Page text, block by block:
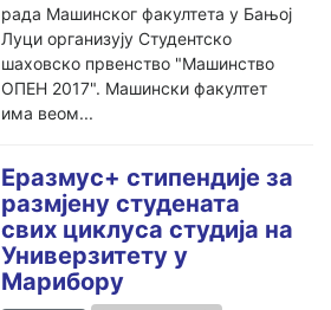
рада Машинског факултета у Бањој
Луци организују Студентско
шаховско првенство "Машинство
ОПЕН 2017". Машински факултет
има веом...
Еразмус+ стипендије за
размјену студената
свих циклуса студија на
Универзитету у
Марибору